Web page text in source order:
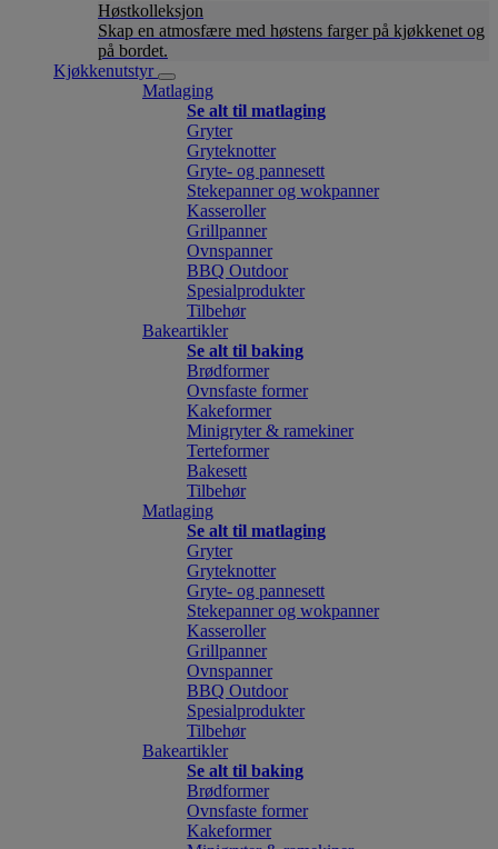
Høstkolleksjon
Skap en atmosfære med høstens farger på kjøkkenet og
på bordet.
Kjøkkenutstyr
Matlaging
Se alt til matlaging
Gryter
Gryteknotter
Gryte- og pannesett
Stekepanner og wokpanner
Kasseroller
Grillpanner
Ovnspanner
BBQ Outdoor
Spesialprodukter
Tilbehør
Bakeartikler
Se alt til baking
Brødformer
Ovnsfaste former
Kakeformer
Minigryter & ramekiner
Terteformer
Bakesett
Tilbehør
Matlaging
Se alt til matlaging
Gryter
Gryteknotter
Gryte- og pannesett
Stekepanner og wokpanner
Kasseroller
Grillpanner
Ovnspanner
BBQ Outdoor
Spesialprodukter
Tilbehør
Bakeartikler
Se alt til baking
Brødformer
Ovnsfaste former
Kakeformer